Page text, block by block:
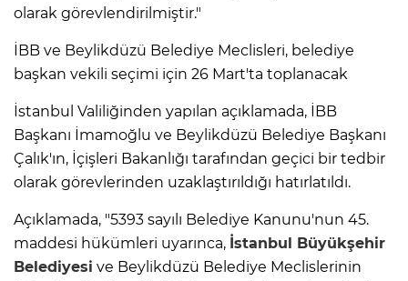
olarak görevlendirilmiştir."
İBB ve Beylikdüzü Belediye Meclisleri, belediye
başkan vekili seçimi için 26 Mart'ta toplanacak
İstanbul Valiliğinden yapılan açıklamada, İBB
Başkanı İmamoğlu ve Beylikdüzü Belediye Başkanı
Çalık'ın, İçişleri Bakanlığı tarafından geçici bir tedbir
olarak görevlerinden uzaklaştırıldığı hatırlatıldı.
Açıklamada, "5393 sayılı Belediye Kanunu'nun 45.
maddesi hükümleri uyarınca, İstanbul Büyükşehir
Belediyesi ve Beylikdüzü Belediye Meclislerinin